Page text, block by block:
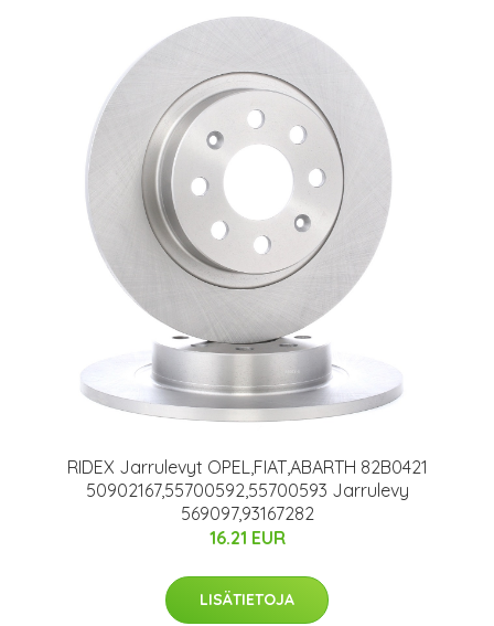
RIDEX Jarrulevyt OPEL,FIAT,ABARTH 82B0421
50902167,55700592,55700593 Jarrulevy
569097,93167282
16.21 EUR
LISÄTIETOJA